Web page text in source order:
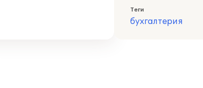
Теги
бухгалтерия